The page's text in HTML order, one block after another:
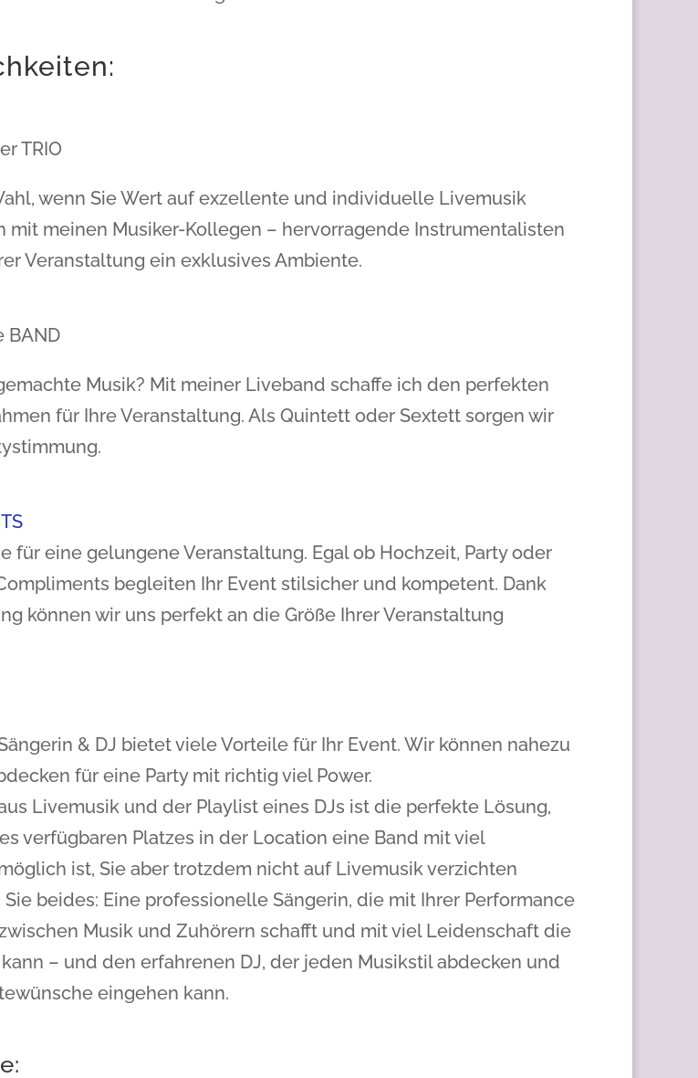
TRIO
wenn Sie Wert auf exzellente und individuelle Livemusik
mit meinen Musiker-Kollegen – hervorragende Instrumentalisten
Veranstaltung ein exklusives Ambiente.
BAND
Musik? Mit meiner Liveband schaffe ich den perfekten
für Ihre Veranstaltung. Als Quintett oder Sextett sorgen wir
für eine gelungene Veranstaltung. Egal ob Hochzeit, Party oder
begleiten Ihr Event stilsicher und kompetent. Dank
können wir uns perfekt an die Größe Ihrer Veranstaltung
& DJ bietet viele Vorteile für Ihr Event. Wir können nahezu
für eine Party mit richtig viel Power.
Livemusik und der Playlist eines DJs ist die perfekte Lösung,
verfügbaren Platzes in der Location eine Band mit viel
ist, Sie aber trotzdem nicht auf Livemusik verzichten
beides: Eine professionelle Sängerin, die mit Ihrer Performance
Musik und Zuhörern schafft und mit viel Leidenschaft die
– und den erfahrenen DJ, der jeden Musikstil abdecken und
eingehen kann.